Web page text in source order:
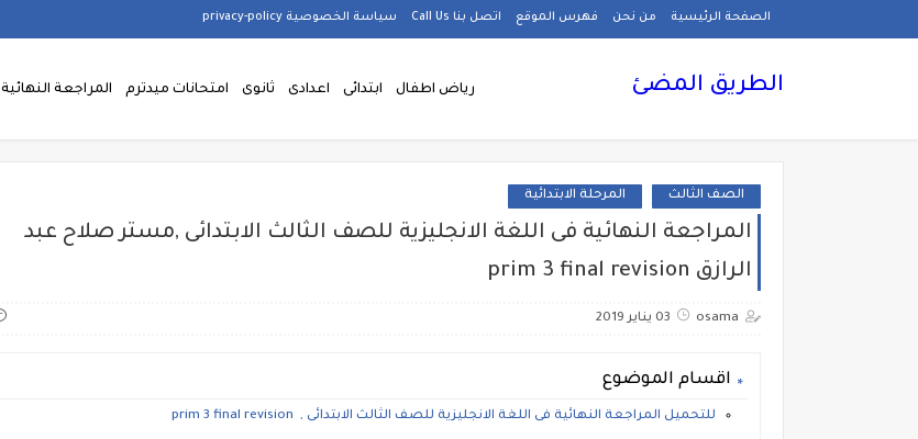
الصفحة الرئيسية من نحن فهرس الموقع اتصل بنا Call Us سياسة الخصوصية privacy-policy
الطريق المضئ رياض اطفال ابتدائى اعدادى ثانوى امتحانات ميدترم المراجعة النهائية
الصف الثالث المرحلة الابتدائية
المراجعة النهائية فى اللغة الانجليزية للصف الثالث الابتدائى ,مستر صلاح عبد
الرازق prim 3 final revision
osama 03 يناير 2019
اقسام الموضوع
للتحميل المراجعة النهائية فى اللغة الانجليزية للصف الثالث الابتدائى , prim 3 final revision